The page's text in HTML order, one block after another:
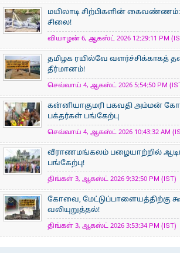
மயிலாடி சிற்பிகளின் கைவண்ணம்:
சிலை!
வியாழன் 6, ஆகஸ்ட் 2026 12:29:11 PM
தமிழக ரயில்வே வளர்ச்சிக்காகத்
தீர்மானம்!
செவ்வாய் 4, ஆகஸ்ட் 2026 5:54:50 PM
கன்னியாகுமரி பகவதி அம்மன்
பக்தர்கள் பங்கேற்பு
செவ்வாய் 4, ஆகஸ்ட் 2026 10:43:32 AM
வீராணமங்கலம் பழையாற்றில்
பங்கேற்பு!
திங்கள் 3, ஆகஸ்ட் 2026 9:32:50 PM (IST)
கோவை, மேட்டுப்பாளையத்திற்கு
வலியுறுத்தல்!
திங்கள் 3, ஆகஸ்ட் 2026 3:53:34 PM (IST)